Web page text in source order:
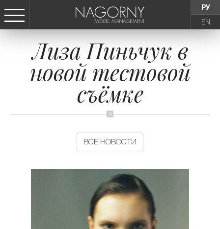
РУ
EN
СТАТЬ МОДЕЛЬЮ
ДЕВУШКИ
ТИНЕЙДЖЕРЫ
ДЕТИ
НОВОСТИ
КОНТАКТЫ
Лиза Пиньчук в
новой тестовой
съёмке
ВСЕ НОВОСТИ